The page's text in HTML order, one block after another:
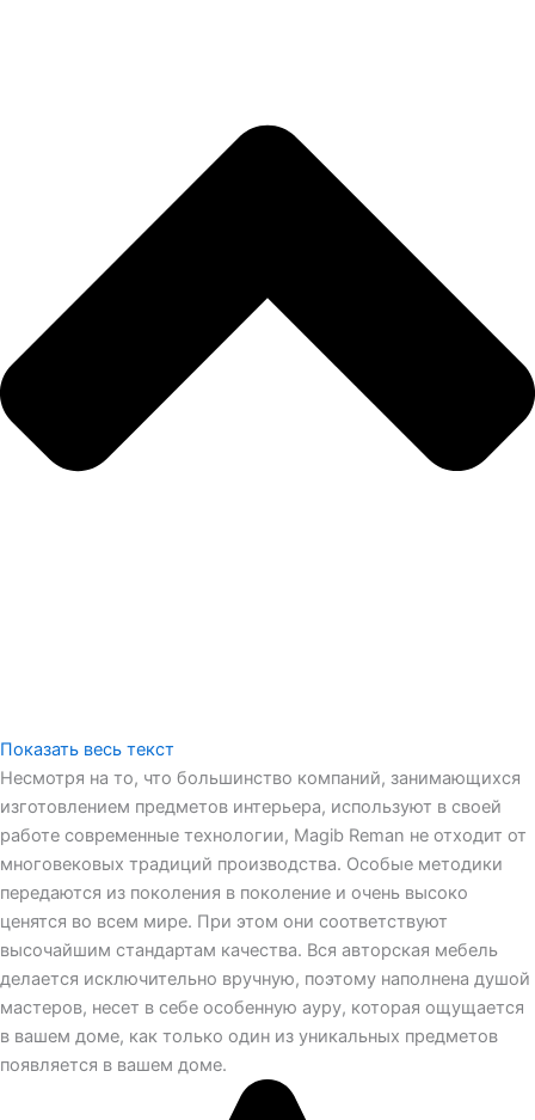
Показать весь текст
Несмотря на то, что большинство компаний, занимающихся
изготовлением предметов интерьера, используют в своей
работе современные технологии, Magib Reman не отходит от
многовековых традиций производства. Особые методики
передаются из поколения в поколение и очень высоко
ценятся во всем мире. При этом они соответствуют
высочайшим стандартам качества. Вся авторская мебель
делается исключительно вручную, поэтому наполнена душой
мастеров, несет в себе особенную ауру, которая ощущается
в вашем доме, как только один из уникальных предметов
появляется в вашем доме.